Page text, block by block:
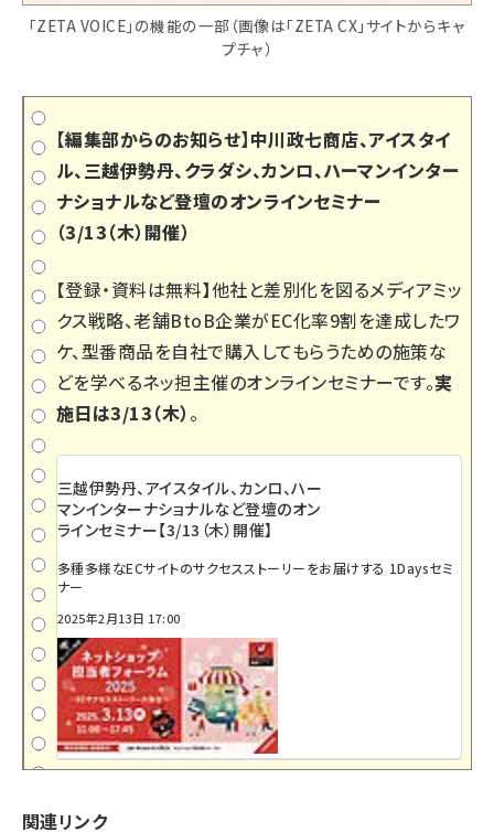
「ZETA VOICE」の機能の一部（画像は「ZETA CX」サイトからキャ
プチャ）
【編集部からのお知らせ】中川政七商店、アイスタイ
ル、三越伊勢丹、クラダシ、カンロ、ハーマンインター
ナショナルなど登壇のオンラインセミナー
（3/13（木）開催）
【登録・資料は無料】他社と差別化を図るメディアミッ
クス戦略、老舗BtoB企業がEC化率9割を達成したワ
ケ、型番商品を自社で購入してもらうための施策な
どを学べるネッ担主催のオンラインセミナーです。実
施日は3/13（木） 。
三越伊勢丹、アイスタイル、カンロ、ハー
マンインターナショナルなど登壇のオン
ラインセミナー【3/13（木）開催】
多種多様なECサイトのサクセスストーリーをお届けする 1Daysセミ
ナー
2025年2月13日 17:00
関連リンク